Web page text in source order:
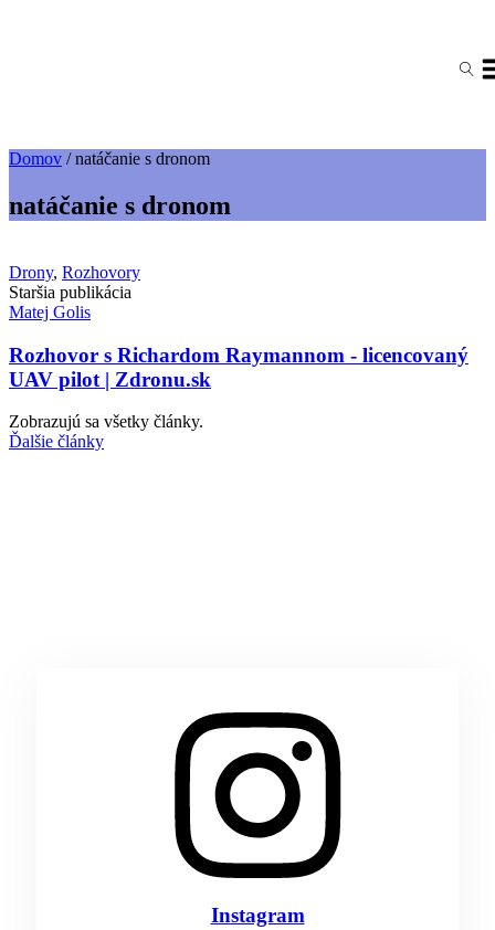
Domov /natáčanie s dronom
natáčanie s dronom
Drony, Rozhovory
Staršia publikácia
Matej Golis
Rozhovor s Richardom Raymannom - licencovaný
UAV pilot | Zdronu.sk
Zobrazujú sa všetky články.
Ďalšie články
Instagram